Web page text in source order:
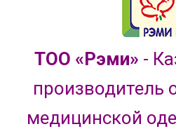
ТОО «Рэми» -
производитель
медицинской